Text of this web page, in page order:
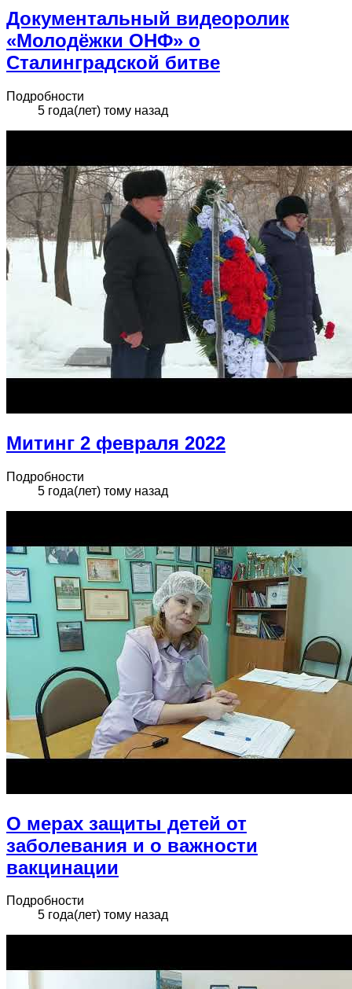
Документальный видеоролик
«Молодёжки ОНФ» о
Сталинградской битве
Подробности
5 года(лет) тому назад
Митинг 2 февраля 2022
Подробности
5 года(лет) тому назад
О мерах защиты детей от
заболевания и о важности
вакцинации
Подробности
5 года(лет) тому назад